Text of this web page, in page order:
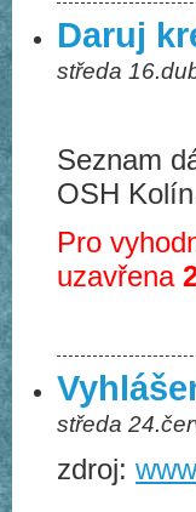
Daruj
středa
Seznam
OSH
Pro
uzavřena
středa
zdroj: